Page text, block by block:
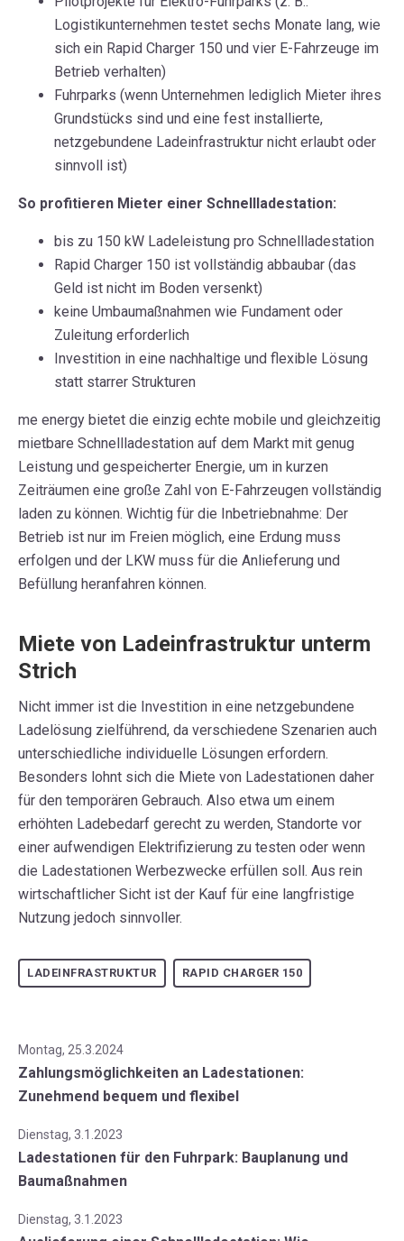
Logistikunternehmen testet sechs Monate lang, wie
sich ein Rapid Charger 150 und vier E-Fahrzeuge im
Betrieb verhalten)
Fuhrparks (wenn Unternehmen lediglich Mieter ihres
Grundstücks sind und eine fest installierte,
netzgebundene Ladeinfrastruktur nicht erlaubt oder
sinnvoll ist)
So profitieren Mieter einer Schnellladestation:
bis zu 150 kW Ladeleistung pro Schnellladestation
Rapid Charger 150 ist vollständig abbaubar (das
Geld ist nicht im Boden versenkt)
keine Umbaumaßnahmen wie Fundament oder
Zuleitung erforderlich
Investition in eine nachhaltige und flexible Lösung
statt starrer Strukturen
me energy bietet die einzig echte mobile und gleichzeitig
mietbare Schnellladestation auf dem Markt mit genug
Leistung und gespeicherter Energie, um in kurzen
Zeiträumen eine große Zahl von E-Fahrzeugen vollständig
laden zu können. Wichtig für die Inbetriebnahme: Der
Betrieb ist nur im Freien möglich, eine Erdung muss
erfolgen und der LKW muss für die Anlieferung und
Befüllung heranfahren können.
Miete von Ladeinfrastruktur unterm
Strich
Nicht immer ist die Investition in eine netzgebundene
Ladelösung zielführend, da verschiedene Szenarien auch
unterschiedliche individuelle Lösungen erfordern.
Besonders lohnt sich die Miete von Ladestationen daher
für den temporären Gebrauch. Also etwa um einem
erhöhten Ladebedarf gerecht zu werden, Standorte vor
einer aufwendigen Elektrifizierung zu testen oder wenn
die Ladestationen Werbezwecke erfüllen soll. Aus rein
wirtschaftlicher Sicht ist der Kauf für eine langfristige
Nutzung jedoch sinnvoller.
LADEINFRASTRUKTUR RAPID CHARGER 150
Montag, 25.3.2024
Zahlungsmöglichkeiten an Ladestationen:
Zunehmend bequem und flexibel
Dienstag, 3.1.2023
Ladestationen für den Fuhrpark: Bauplanung und
Baumaßnahmen
Dienstag, 3.1.2023